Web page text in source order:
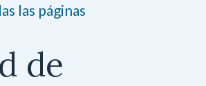
las páginas
de